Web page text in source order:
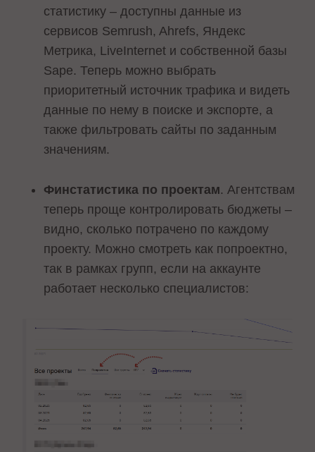
статистику – доступны данные из
сервисов Semrush, Ahrefs, Яндекс
Метрика, LiveInternet и собственной базы
Sape. Теперь можно выбрать
приоритетный источник трафика и видеть
данные по нему в поиске и экспорте, а
также фильтровать сайты по заданным
значениям.
Финстатистика по проектам. Агентствам
теперь проще контролировать бюджеты –
видно, сколько потрачено по каждому
проекту. Можно смотреть как попроектно,
так в рамках групп, если на аккаунте
работает несколько специалистов: